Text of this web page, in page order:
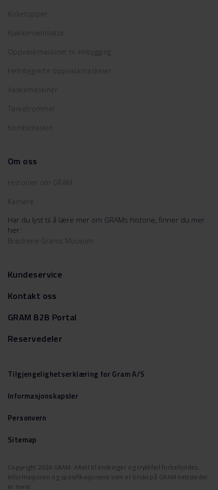
Koketopper
Kjøkkenventilator
Oppvaskmaskiner til innbygging
Helintegrerte oppvaskmaskiner
Vaskemaskiner
Tørketrommel
Kombimaskin
Om oss
Historien om GRAM
Karriere
Har du lyst til å lære mer om GRAMs historie, finner du mer
her:
Brødrene Grams Museum
Kundeservice
Kontakt oss
GRAM B2B Portal
Reservedeler
Copyright 2026 GRAM. ARett til endringer og trykkfeil forbeholdes.
Informasjonen og spesifikasjonene som er brukt på GRAM nettstedet
er ment
Tilgjengelighetserklæring for Gram A/S
Informasjonskapsler
Personvern
Sitemap